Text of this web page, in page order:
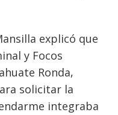
explicó que
y Focos
Ronda,
solicitar la
integraba